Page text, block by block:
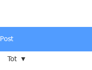
Post
Tot